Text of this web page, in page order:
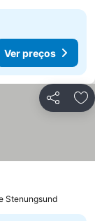
Ver preços
Partilhar
Stenungsund